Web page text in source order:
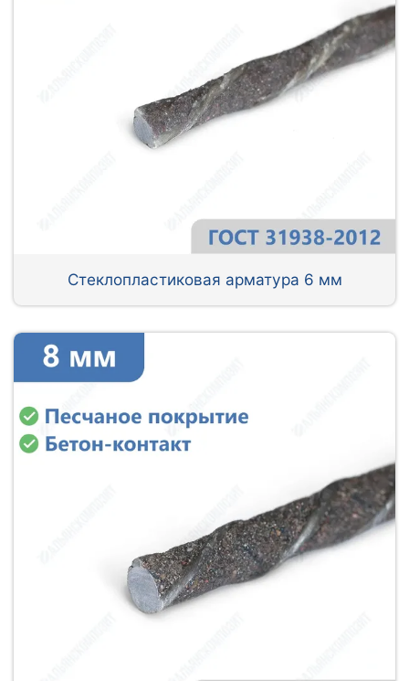
Стеклопластиковая арматура 6 мм